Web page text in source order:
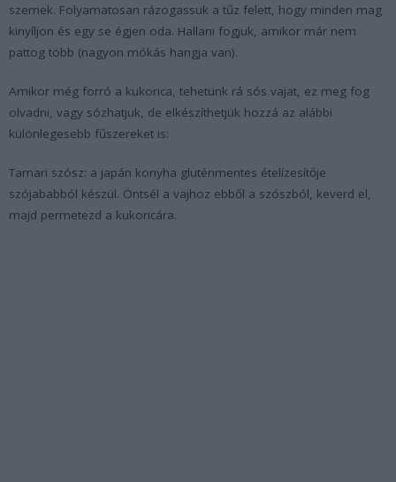
szemek. Folyamatosan rázogassuk a tűz felett, hogy minden mag
kinyíljon és egy se égjen oda. Hallani fogjuk, amikor már nem
pattog több (nagyon mókás hangja van).
Amikor még forró a kukorica, tehetünk rá sós vajat, ez meg fog
olvadni, vagy sózhatjuk, de elkészíthetjük hozzá az alábbi
különlegesebb fűszereket is:
Tamari szósz: a japán konyha gluténmentes ételízesítője
szójababból készül. Öntsél a vajhoz ebből a szószból, keverd el,
majd permetezd a kukoricára.